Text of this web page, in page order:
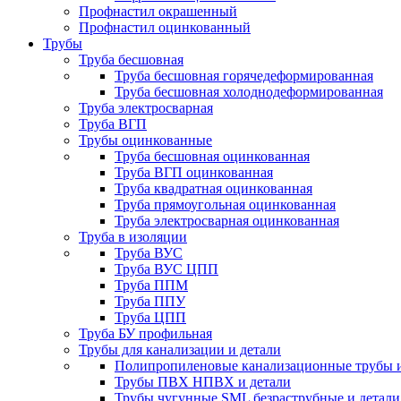
Профнастил окрашенный
Профнастил оцинкованный
Трубы
Труба бесшовная
Труба бесшовная горячедеформированная
Труба бесшовная холоднодеформированная
Труба электросварная
Труба ВГП
Трубы оцинкованные
Труба бесшовная оцинкованная
Труба ВГП оцинкованная
Труба квадратная оцинкованная
Труба прямоугольная оцинкованная
Труба электросварная оцинкованная
Труба в изоляции
Труба ВУС
Труба ВУС ЦПП
Труба ППМ
Труба ППУ
Труба ЦПП
Труба БУ профильная
Трубы для канализации и детали
Полипропиленовые канализационные трубы
Трубы ПВХ НПВХ и детали
Трубы чугунные SML безраструбные и детали